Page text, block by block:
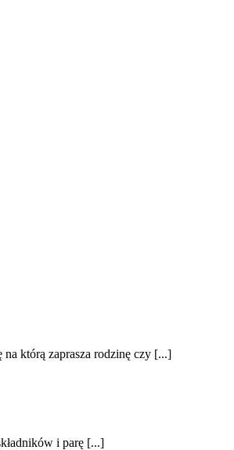
którą zaprasza rodzinę czy [...]
i parę [...]